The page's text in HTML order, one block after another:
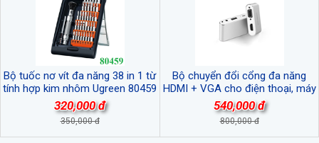
Bộ tuốc nơ vít đa năng 38 in 1 từ
tính hợp kim nhôm Ugreen 80459
cao cấp
320,000 đ
350,000 đ
Bộ chuyển đổi cổng đa năng
HDMI + VGA cho điện thoại, máy
tính bảng chính hãng Ugreen
30522 cao cấp
540,000 đ
800,000 đ